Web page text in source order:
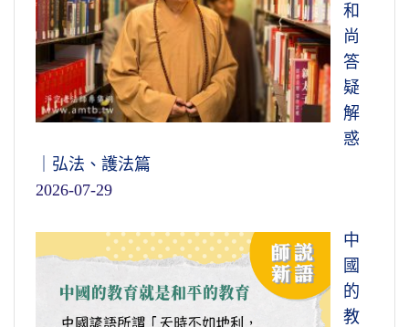
和
尚
答
疑
解
惑
｜弘法、護法篇
2026-07-29
中
國
的
教